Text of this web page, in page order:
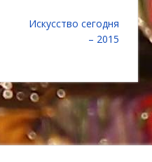
Искусство сегодня
– 2015